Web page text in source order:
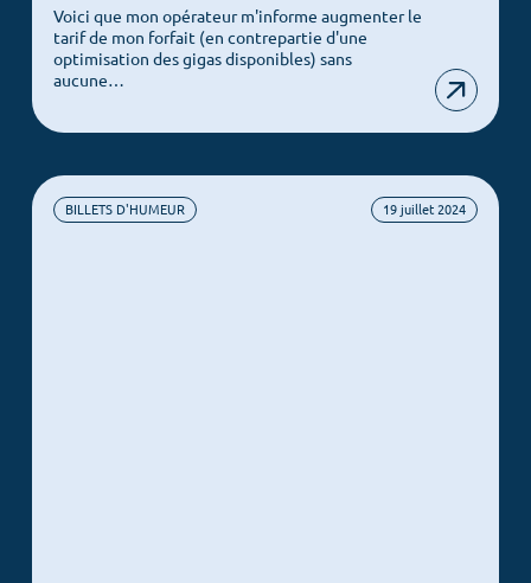
Culture client
Notre ADN
Prendre rendez-vous
Voici que mon opérateur m'informe augmenter le
tarif de mon forfait (en contrepartie d'une
optimisation des gigas disponibles) sans
aucune…
BILLETS D'HUMEUR 19 juillet 2024